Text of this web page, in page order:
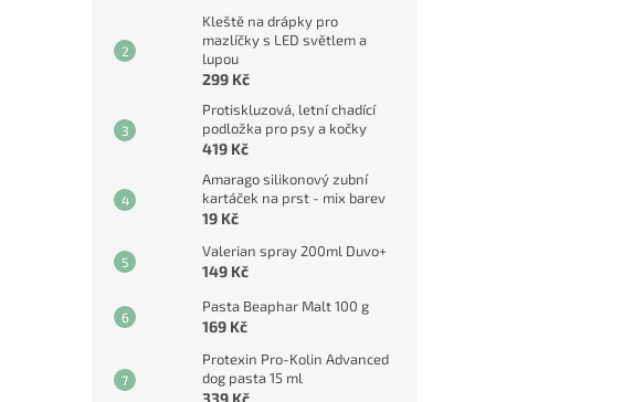
Kleště na drápky pro
mazlíčky s LED světlem a
lupou
299 Kč
Protiskluzová, letní chadící
podložka pro psy a kočky
419 Kč
Amarago silikonový zubní
kartáček na prst - mix barev
19 Kč
Valerian spray 200ml Duvo+
149 Kč
Pasta Beaphar Malt 100 g
169 Kč
Protexin Pro-Kolin Advanced
dog pasta 15 ml